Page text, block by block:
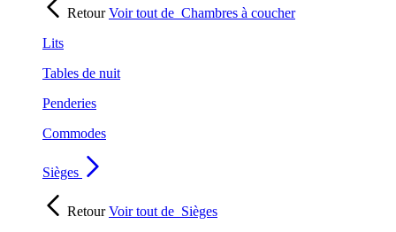
RetourVoir tout de Chambres à coucher
Lits
Tables de nuit
Penderies
Commodes
Sièges
RetourVoir tout de Sièges